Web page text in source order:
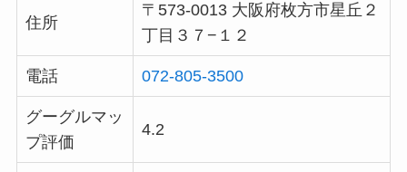
住所
〒573-0013 大阪府枚方市星丘２
丁目３７−１２
電話 072-805-3500
グーグルマッ
プ評価
4.2